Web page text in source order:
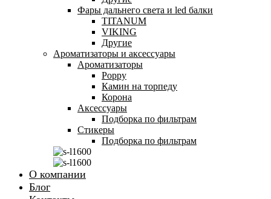
Фары дальнего света и led балки
TITANUM
VIKING
Другие
Ароматизаторы и аксессуары
Ароматизаторы
Poppy
Камин на торпеду
Корона
Аксессуары
Подборка по фильтрам
Стикеры
Подборка по фильтрам
О компании
Блог